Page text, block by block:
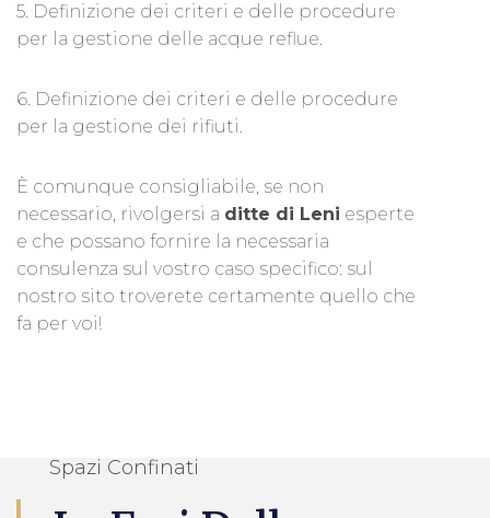
5. Definizione dei criteri e delle procedure
per la gestione delle acque reflue.
6. Definizione dei criteri e delle procedure
per la gestione dei rifiuti.
È comunque consigliabile, se non
necessario, rivolgersi a ditte di Leni esperte
e che possano fornire la necessaria
consulenza sul vostro caso specifico: sul
nostro sito troverete certamente quello che
fa per voi!
Spazi Confinati